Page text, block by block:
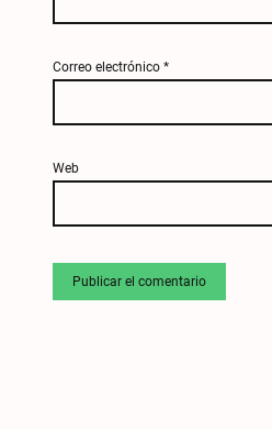
Correo electrónico *
Web